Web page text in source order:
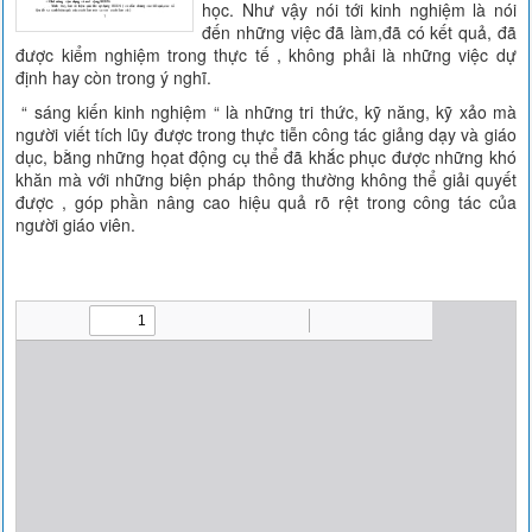
học. Như vậy nói tới kinh nghiệm là nói
đến những việc đã làm,đã có kết quả, đã
được kiểm nghiệm trong thực tế , không phải là những việc dự
định hay còn trong ý nghĩ.
“ sáng kiến kinh nghiệm “ là những tri thức, kỹ năng, kỹ xảo mà
người viết tích lũy được trong thực tiễn công tác giảng dạy và giáo
dục, bằng những họat động cụ thể đã khắc phục được những khó
khăn mà với những biện pháp thông thường không thể giải quyết
được , góp phần nâng cao hiệu quả rõ rệt trong công tác của
người giáo viên.